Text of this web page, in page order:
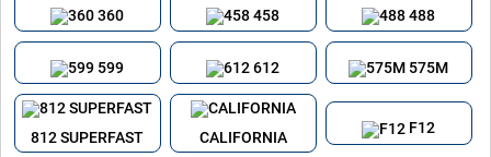
360 458 488
599 612 575M
812 SUPERFAST CALIFORNIA
F12